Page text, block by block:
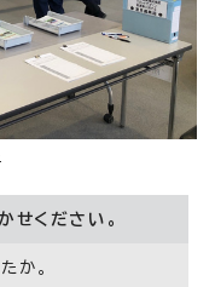
せください。
か。